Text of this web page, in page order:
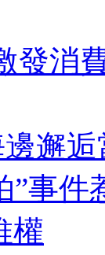
發消
邂逅
”事
權